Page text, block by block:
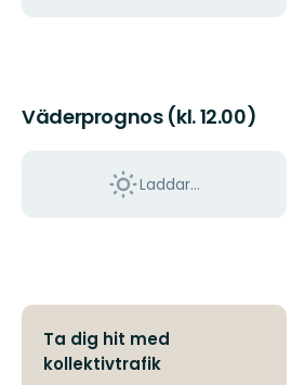
Väderprognos (kl. 12.00)
Laddar...
Ta dig hit med
kollektivtrafik